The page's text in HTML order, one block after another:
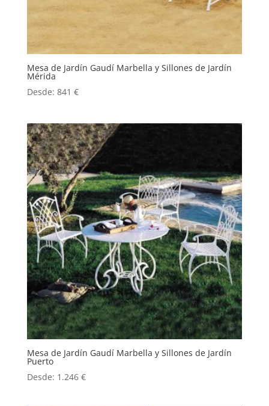
Mesa de Jardín Gaudí Marbella y Sillones de Jardín
Mérida
Desde: 841 €
Mesa de Jardín Gaudí Marbella y Sillones de Jardín
Puerto
Desde: 1.246 €